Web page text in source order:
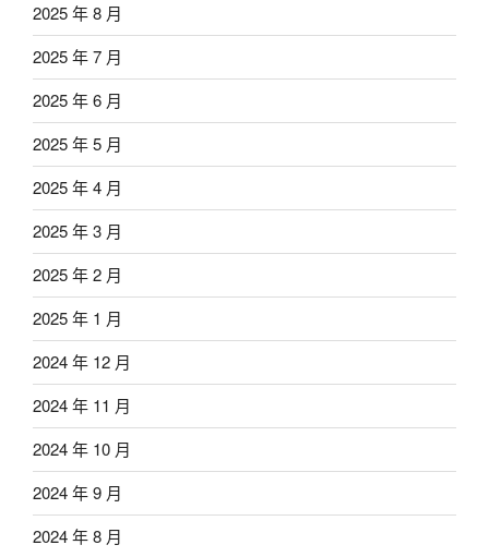
2025 年 8 月
2025 年 7 月
2025 年 6 月
2025 年 5 月
2025 年 4 月
2025 年 3 月
2025 年 2 月
2025 年 1 月
2024 年 12 月
2024 年 11 月
2024 年 10 月
2024 年 9 月
2024 年 8 月